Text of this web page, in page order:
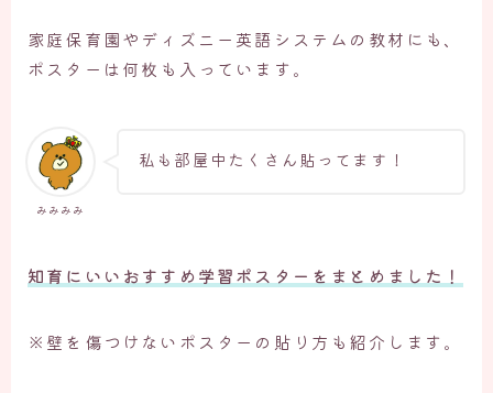
家庭保育園やディズニー英語システムの教材にも、
ポスターは何枚も入っています。
みみみみ
私も部屋中たくさん貼ってます！
知育にいいおすすめ学習ポスターをまとめました！
※壁を傷つけないポスターの貼り方も紹介します。